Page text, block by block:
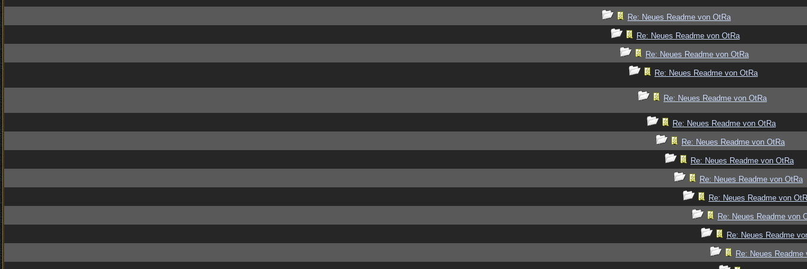
Re: Neues Readme von OtRa
Re: Neues Readme von OtRa
Re: Neues Readme von OtRa
Re: Neues Readme von OtRa
Re: Neues Readme von OtRa
Re: Neues Readme von OtRa
Re: Neues Readme von OtRa
Re: Neues Readme von OtRa
Re: Neues Readme von OtRa
Re: Neues Readme von
Re: Neues Readme von
Re: Neues Readme
Re: Neues Readme